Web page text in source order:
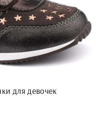
для девочек